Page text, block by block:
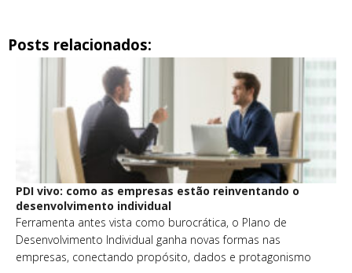
Posts relacionados:
PDI vivo: como as empresas estão reinventando o
desenvolvimento individual
Ferramenta antes vista como burocrática, o Plano de
Desenvolvimento Individual ganha novas formas nas
empresas, conectando propósito, dados e protagonismo